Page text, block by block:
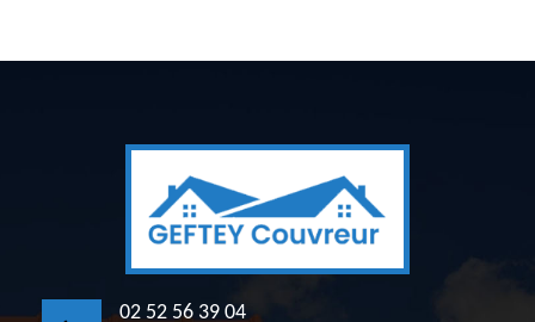
02 52 56 39 04